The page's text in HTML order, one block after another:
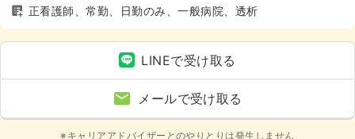
正看護師、常勤、日勤のみ、一般病院、透析
LINEで受け取る
メールで受け取る
※キャリアアドバイザーとのやりとりは発生しません